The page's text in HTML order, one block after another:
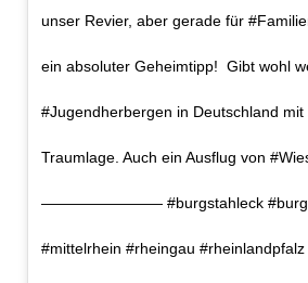
unser Revier, aber gerade für
ein absoluter Geheimtipp! ‍‍‍ Gibt wohl
#Jugendherbergen in Deutschland mit
Traumlage. Auch ein Ausflug von
———————— #burgstahleck #burg
#mittelrhein #rheingau